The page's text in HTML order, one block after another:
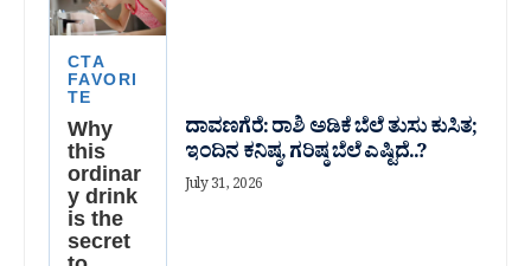
ದಾವಣಗೆರೆ: ರಾಶಿ ಅಡಿಕೆ ಬೆಲೆ ತುಸು‌ ಕುಸಿತ;
ಇಂದಿನ ಕನಿಷ್ಠ, ಗರಿಷ್ಠ ಬೆಲೆ ಎಷ್ಟಿದೆ..?
July 31, 2026